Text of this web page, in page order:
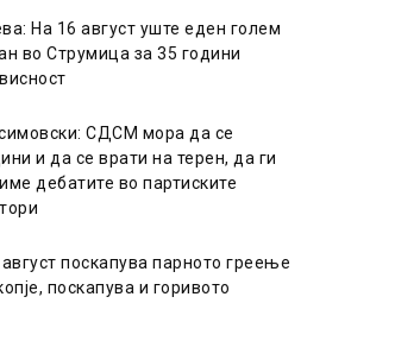
На 16 август уште еден голем
во Струмица за 35 години
СДСМ мора да се
и да се врати на терен, да ги
дебатите во партиските
поскапува парното греење
поскапува и горивото